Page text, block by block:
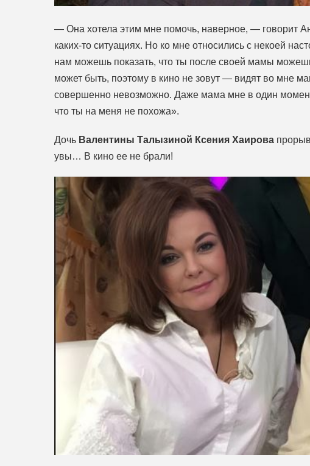
— Она хотела этим мне помочь, наверное, — говорит
каких-то ситуациях. Но ко мне относились с некоей
нам можешь показать, что ты после своей мамы
может быть, поэтому в кино не зовут — видят во мне
совершенно невозможно. Даже мама мне в один
что ты на меня не похожа».
Дочь Валентины Талызиной Ксения Хаирова
увы… В кино ее не брали!